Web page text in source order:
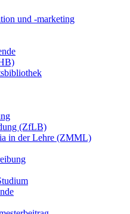
und -marketing
(ZfLB)
in der Lehre (ZMML)